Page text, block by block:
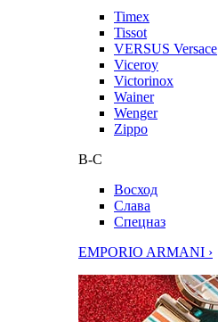
Timex
Tissot
VERSUS Versace
Viceroy
Victorinox
Wainer
Wenger
Zippo
В-С
Восход
Слава
Спецназ
EMPORIO ARMANI ›